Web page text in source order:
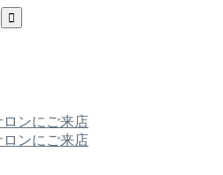
ンにご来店
ンにご来店